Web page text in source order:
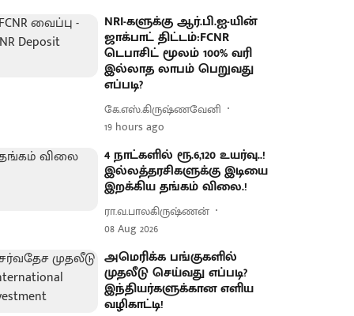
NRI-களுக்கு ஆர்.பி.ஐ-யின்
ஜாக்பாட் திட்டம்:FCNR
டெபாசிட் மூலம் 100% வரி
இல்லாத லாபம் பெறுவது
எப்படி?
கே.எஸ்.கிருஷ்ணவேனி
19 hours ago
4 நாட்களில் ரூ.6,120 உயர்வு..!
இல்லத்தரசிகளுக்கு இடியை
இறக்கிய தங்கம் விலை.!
ரா.வ.பாலகிருஷ்ணன்
08 Aug 2026
அமெரிக்க பங்குகளில்
முதலீடு செய்வது எப்படி?
இந்தியர்களுக்கான எளிய
வழிகாட்டி!